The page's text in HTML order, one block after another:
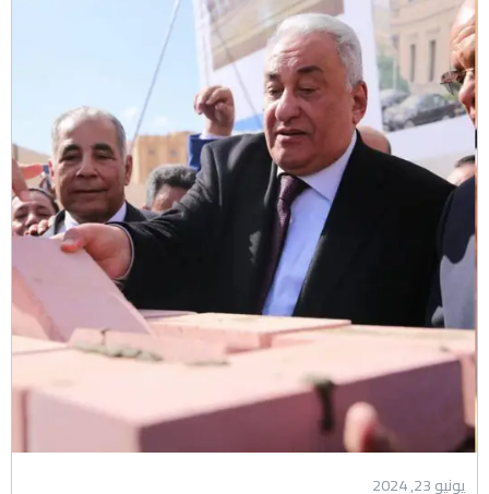
يونيو 23, 2024